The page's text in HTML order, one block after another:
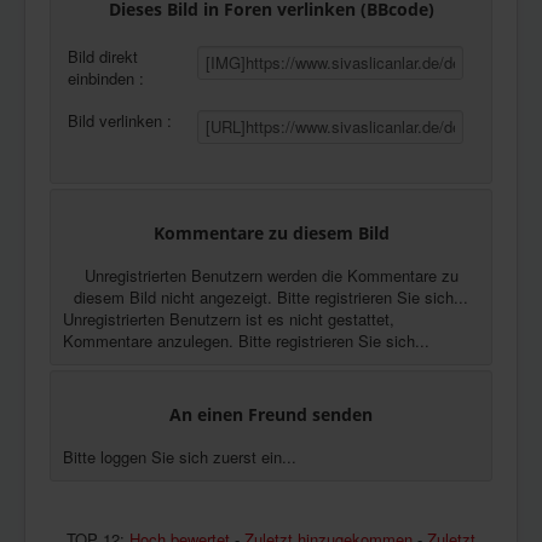
Dieses Bild in Foren verlinken (BBcode)
Bild direkt
einbinden :
Bild verlinken :
Kommentare zu diesem Bild
Unregistrierten Benutzern werden die Kommentare zu
diesem Bild nicht angezeigt. Bitte registrieren Sie sich...
Unregistrierten Benutzern ist es nicht gestattet,
Kommentare anzulegen. Bitte registrieren Sie sich...
An einen Freund senden
Bitte loggen Sie sich zuerst ein...